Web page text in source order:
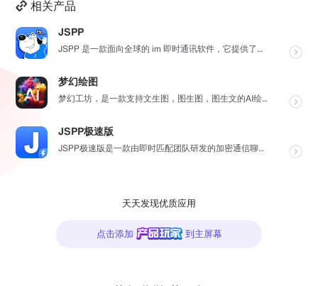
相关产品
JSPP
JSPP 是一款面向全球的 im 即时通讯软件，它提供了安全、稳定、高效的通讯服务，免费音视频通话，...
梦幻绘图
梦幻工坊，是一款支持文生图，图生图，图生文的AI绘图工具，不需要魔法就可以使用各种 AI 工具，也不...
JSPP极速版
JSPP极速版是一款由即时匹配团队研发的加密通信聊天软件，专为商务办公及社交交友设计。软件采用先进加...
天天发现优质应用
点击添加 到主屏幕